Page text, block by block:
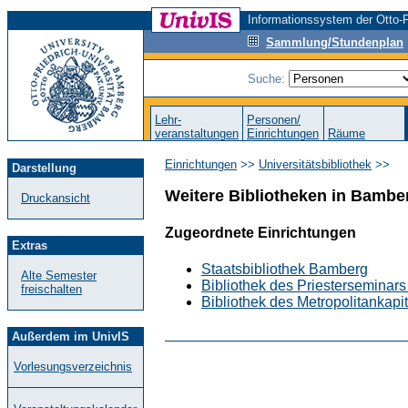
Informationssystem der
Sammlung/Stundenplan
Suche:
Lehr-
veranstaltungen
Personen/
Einrichtungen
Räume
Darstellung
Druckansicht
Extras
Alte Semester
freischalten
Außerdem im UnivIS
Vorlesungsverzeichnis
Einrichtungen >> Universitätsbibliothek >>
Weitere Bibliotheken in
Zugeordnete Einrichtungen
Staatsbibliothek Bamberg
Bibliothek des
Bibliothek des